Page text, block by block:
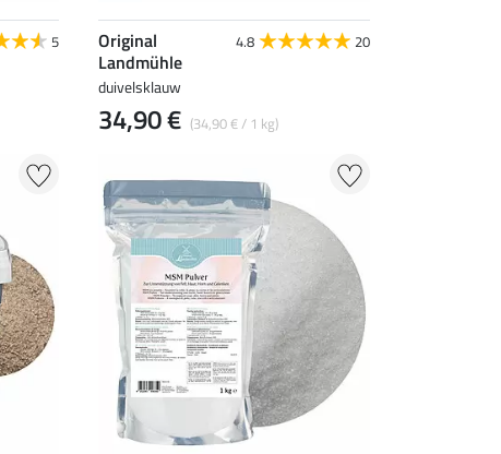
5
Original
Landmühle
4.8 20
duivelsklauw
34,90 € (34,90 € / 1 kg)